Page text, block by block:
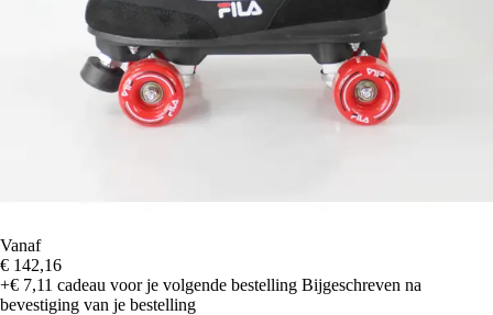
Vanaf
€ 142,16
+€ 7,11 cadeau voor je volgende bestelling Bijgeschreven na
bevestiging van je bestelling